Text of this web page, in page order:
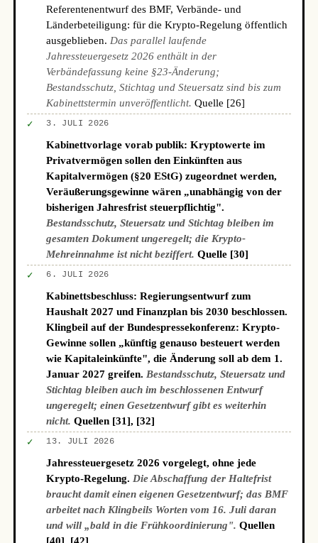
Referentenentwurf des BMF, Verbände- und
Länderbeteiligung: für die Krypto-Regelung öffentlich
ausgeblieben. Das parallel laufende
Jahressteuergesetz 2026 enthält in der
Verbändefassung keine §23-Änderung;
Bestandsschutz, Stichtag und Steuersatz sind bis zum
Kabinettstermin unveröffentlicht. Quelle [26]
✓ 3. JULI 2026
Kabinettvorlage vorab publik: Kryptowerte im
Privatvermögen sollen den Einkünften aus
Kapitalvermögen (§20 EStG) zugeordnet werden,
Veräußerungsgewinne wären „unabhängig von der
bisherigen Jahresfrist steuerpflichtig".
Bestandsschutz, Steuersatz und Stichtag bleiben im
gesamten Dokument ungeregelt; die Krypto-
Mehreinnahme ist nicht beziffert. Quelle [30]
✓ 6. JULI 2026
Kabinettsbeschluss: Regierungsentwurf zum
Haushalt 2027 und Finanzplan bis 2030 beschlossen.
Klingbeil auf der Bundespressekonferenz: Krypto-
Gewinne sollen „künftig genauso besteuert werden
wie Kapitaleinkünfte", die Änderung soll ab dem 1.
Januar 2027 greifen. Bestandsschutz, Steuersatz und
Stichtag bleiben auch im beschlossenen Entwurf
ungeregelt; einen Gesetzentwurf gibt es weiterhin
nicht. Quellen [31], [32]
✓ 13. JULI 2026
Jahressteuergesetz 2026 vorgelegt, ohne jede
Krypto-Regelung. Die Abschaffung der Haltefrist
braucht damit einen eigenen Gesetzentwurf; das BMF
arbeitet nach Klingbeils Worten vom 16. Juli daran
und will „bald in die Frühkoordinierung". Quellen